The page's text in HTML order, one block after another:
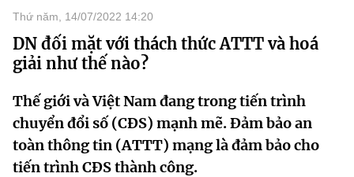
Danh mục
Trang chủ
Giới thiệu
Chức năng nhiệm vụ
Tin tức sự kiện
Thứ năm, 14/07/2022 14:20
DN đối mặt với thách thức ATTT và hoá
giải như thế nào?
Thế giới và Việt Nam đang trong tiến trình
chuyển đổi số (CĐS) mạnh mẽ. Đảm bảo an
toàn thông tin (ATTT) mạng là đảm bảo cho
tiến trình CĐS thành công.